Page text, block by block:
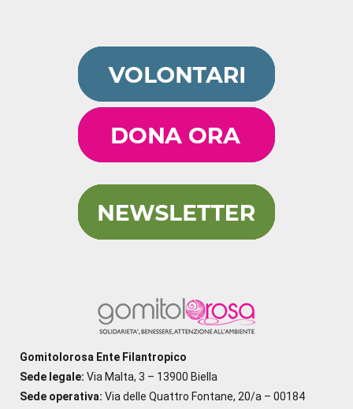
Gomitolorosa Ente Filantropico
Sede legale: Via Malta, 3 – 13900 Biella
Sede operativa: Via delle Quattro Fontane, 20/a – 00184